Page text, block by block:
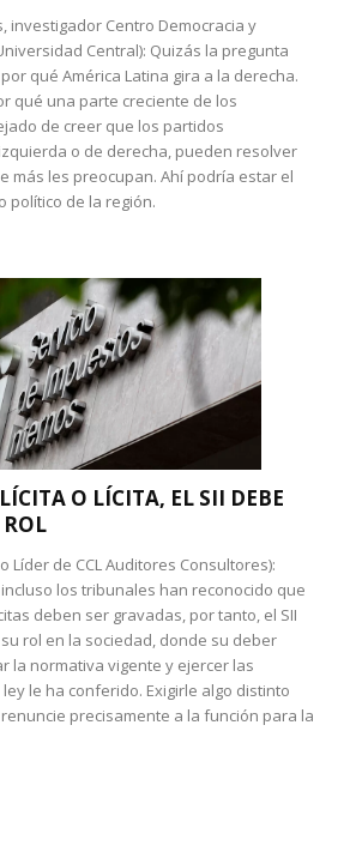
investigador Centro Democracia y
Central): Quizás la pregunta
qué América Latina gira a la derecha.
qué una parte creciente de los
de creer que los partidos
o de derecha, pueden resolver
más les preocupan. Ahí podría estar el
político de la región.
O LÍCITA, EL SII DEBE
Líder de CCL Auditores Consultores):
los tribunales han reconocido que
deben ser gravadas, por tanto, el SII
rol en la sociedad, donde su deber
la normativa vigente y ejercer las
le ha conferido. Exigirle algo distinto
precisamente a la función para la